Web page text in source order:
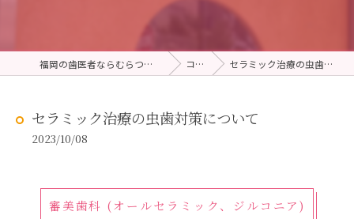
福岡の歯医者ならむらつ歯科クリニック コラム セラミック治療の虫歯対策について
セラミック治療の虫歯対策について
2023/10/08
審美歯科 (オールセラミック、ジルコニア)